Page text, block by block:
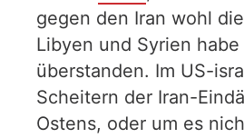
gegen den Iran wohl
Libyen und Syrien
überstanden. Im US-
Scheitern der Iran-
Ostens, oder um es